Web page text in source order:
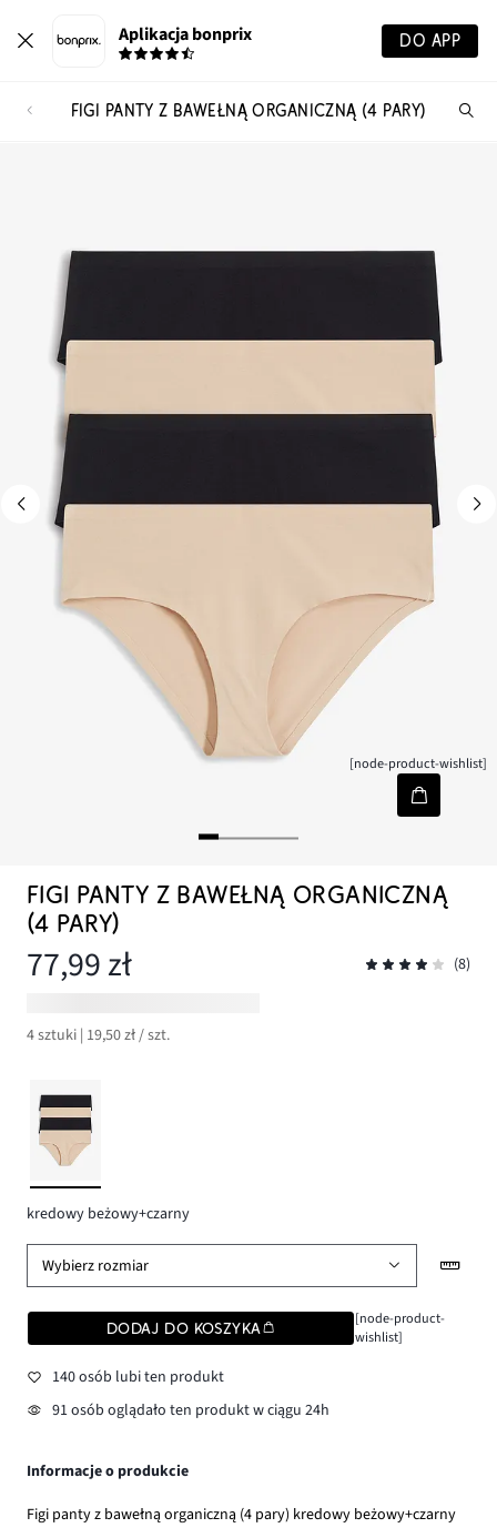
Aplikacja bonprix DO APP
FIGI PANTY Z BAWEŁNĄ ORGANICZNĄ (4 PARY)
[node-product-wishlist]
FIGI PANTY Z BAWEŁNĄ ORGANICZNĄ
(4 PARY)
77,99 zł (8)
4 sztuki | 19,50 zł / szt.
kredowy beżowy+czarny
Wybierz rozmiar
DODAJ DO KOSZYKA
[node-product-
wishlist]
140 osób lubi ten produkt
91 osób oglądało ten produkt w ciągu 24h
Informacje o produkcie
Figi panty z bawełną organiczną (4 pary) kredowy beżowy+czarny